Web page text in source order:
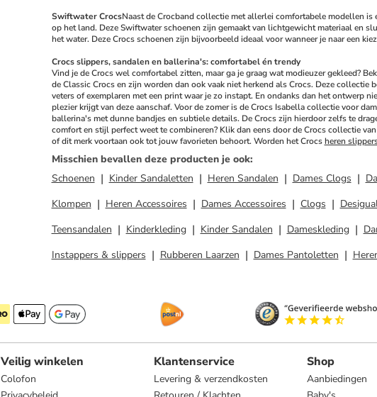
Swiftwater CrocsNaast de Crocband collectie met allerlei comfortabele modellen
op het land. Deze Swiftwater schoenen zijn gemaakt van lichtgewicht materiaal en
het water. Deze Crocs schoenen zijn bijvoorbeeld ideaal voor wanneer je naar een
Crocs slippers, sandalen en ballerina's: comfortabel én trendy
Vind je de Crocs wel comfortabel zitten, maar ga je graag wat modieuzer gekleed?
de Classic Crocs en zijn worden dan ook vaak niet herkend als Crocs. Deze collectie
veters of exemplaren met een print waar je zo instapt. En ondanks dan het ontwerp
plezier krijgt van deze aanschaf. Voor de zomer is de Crocs Isabella collectie voor
ballerina's met dunne bandjes en subtiele details. De Crocs zijn hierdoor zelfs te
comfort en stijl perfect weet te combineren? Klik dan eens door de Crocs collectie
of dit merk voortaan ook tot jouw favorieten behoort. Worden het Crocs heren
Misschien bevallen deze producten je ook:
Schoenen
Kinder Sandaletten Heren Sandalen Dames Clogs
Klompen
Heren Accessoires Dames Accessoires Clogs
Teensandalen
Kinderkleding Kinder Sandalen Dameskleding
Instappers & slippers
Rubberen Laarzen Dames Pantoletten
Veilig winkelen
Colofon
Klantenservice
Levering & verzendkosten
Shop
Aanbiedingen